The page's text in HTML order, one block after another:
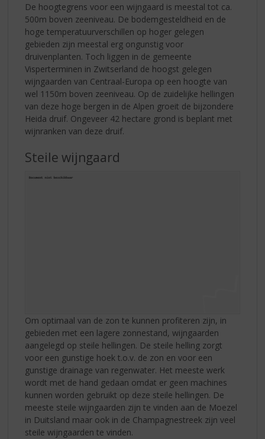
De hoogtegrens voor een wijngaard is meestal tot ca.
500m boven zeeniveau. De bodemgesteldheid en de
hoge temperatuurverschillen op hoger gelegen
gebieden zijn meestal erg ongunstig voor
druivenplanten. Toch liggen in de gemeente
Visperterminen in Zwitserland de hoogst gelegen
wijngaarden van Centraal-Europa op een hoogte van
wel 1150m boven zeeniveau. Op de zuidelijke hellingen
van deze hoge bergen in de Alpen groeit de bijzondere
Heida druif. Ongeveer 42 hectare grond is beplant met
wijnranken van deze druif.
Steile wijngaard
Om optimaal van de zon te kunnen profiteren zijn, in
gebieden met een lagere zonnestand, wijngaarden
aangelegd op steile hellingen. De steile helling zorgt
voor een gunstige hoek t.o.v. de zon en voor een
gunstige drainage van regenwater. Het meeste werk
wordt met de hand gedaan omdat er geen machines
kunnen worden gebruikt op deze steile hellingen. De
meeste steile wijngaarden zijn te vinden aan de Moezel
in Duitsland maar ook in de Champagnestreek zijn veel
steile wijngaarden te vinden.